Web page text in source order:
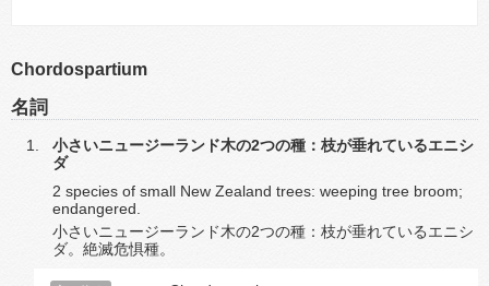
Chordospartium
名詞
小さいニュージーランド木の2つの種：枝が垂れているエニシ
ダ
2 species of small New Zealand trees: weeping tree broom;
endangered.
小さいニュージーランド木の2つの種：枝が垂れているエニシ
ダ。絶滅危惧種。